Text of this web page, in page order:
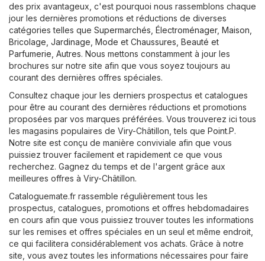
des prix avantageux, c'est pourquoi nous rassemblons chaque
jour les dernières promotions et réductions de diverses
catégories telles que Supermarchés Électroménager, Maison,
Bricolage, Jardinage Mode et Chaussures Beauté et
Parfumerie Autres. Nous mettons constamment à jour les
brochures sur notre site afin que vous soyez toujours au
courant des dernières offres spéciales.
Consultez chaque jour les derniers prospectus et catalogues
pour être au courant des dernières réductions et promotions
proposées par vos marques préférées. Vous trouverez ici tous
les magasins populaires de Viry-Châtillon, tels que Point.P.
Notre site est conçu de manière conviviale afin que vous
puissiez trouver facilement et rapidement ce que vous
recherchez. Gagnez du temps et de l'argent grâce aux
meilleures offres à Viry-Châtillon.
Cataloguemate.fr rassemble régulièrement tous les
prospectus, catalogues, promotions et offres hebdomadaires
en cours afin que vous puissiez trouver toutes les informations
sur les remises et offres spéciales en un seul et même endroit,
ce qui facilitera considérablement vos achats. Grâce à notre
site, vous avez toutes les informations nécessaires pour faire